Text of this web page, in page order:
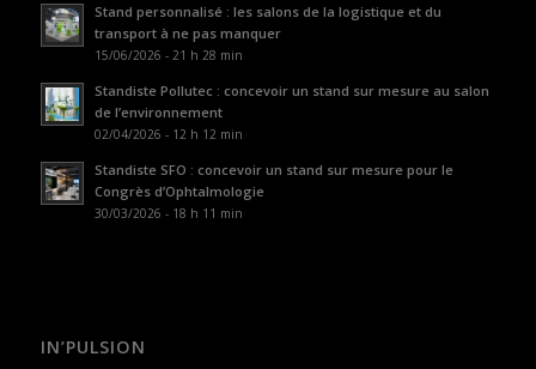
Stand personnalisé : les salons de la logistique et du
transport à ne pas manquer
15/06/2026 - 21 h 28 min
Standiste Pollutec : concevoir un stand sur mesure au salon
de l’environnement
02/04/2026 - 12 h 12 min
Standiste SFO : concevoir un stand sur mesure pour le
Congrès d’Ophtalmologie
30/03/2026 - 18 h 11 min
IN’PULSION